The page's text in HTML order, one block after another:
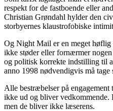
respekt for de fastboende eller
Christian Grøndahl hylder den
storbyernes klaustrofobiske
Og Night Mail er en meget høflig
ikke støder eller fornærmer
og politisk korrekte indstilling til
anno 1998 nødvendigvis må
Alle bestræbelser på engagement
ikke ud og bliver vedkommende.
men de bliver ikke læserens.